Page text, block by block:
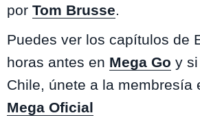
por Tom Brusse.
Puedes ver los capítulos de
horas antes en Mega Go y
Chile, únete a la membresía
Mega Oficial